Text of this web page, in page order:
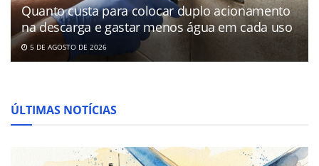
Quanto custa para colocar duplo acionamento
na descarga e gastar menos água em cada uso
5 DE AGOSTO DE 2026
ÚLTIMAS NOTÍCIAS